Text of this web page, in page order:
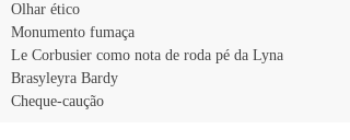
Olhar ético
Monumento fumaça
Le Corbusier como nota de roda pé da Lyna
Brasyleyra Bardy
Cheque-caução